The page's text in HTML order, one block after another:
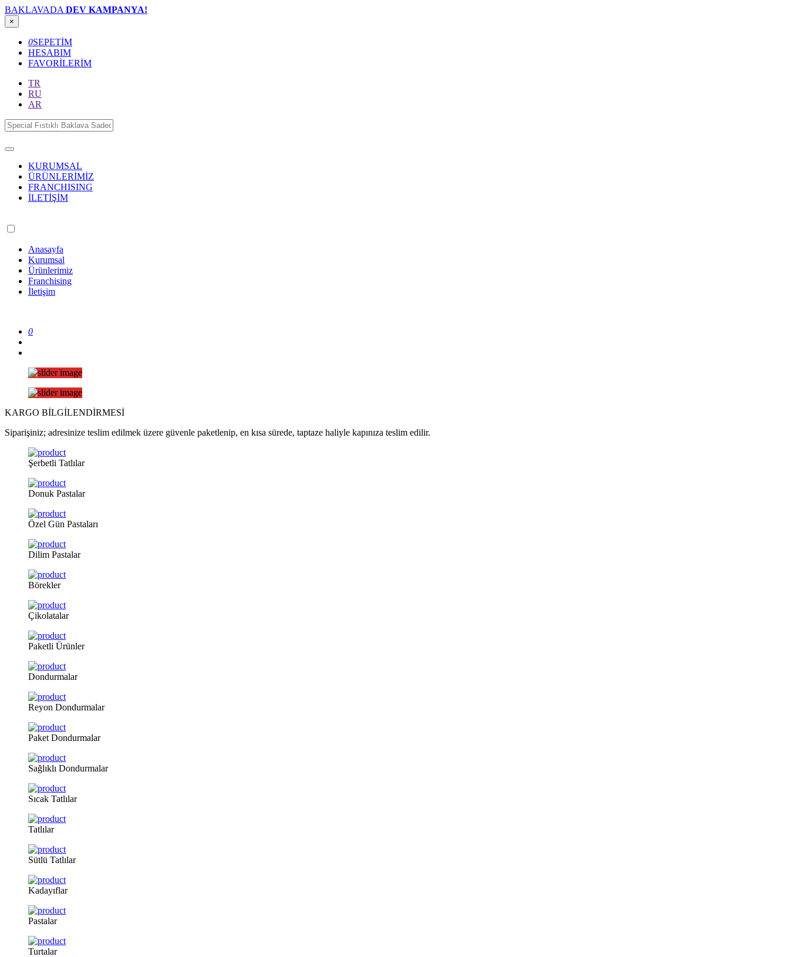
BAKLAVADA DEV KAMPANYA!
×
0SEPETİM
HESABIM
FAVORİLERİM
TR
RU
AR
KURUMSAL
ÜRÜNLERİMİZ
FRANCHISING
İLETİŞİM
Anasayfa
Kurumsal
Ürünlerimiz
Franchising
İletişim
0
KARGO BİLGİLENDİRMESİ
Siparişiniz; adresinize teslim edilmek üzere güvenle paketlenip, en kısa sürede, taptaze haliyle kapınıza teslim edilir.
Şerbetli Tatlılar
Donuk Pastalar
Özel Gün Pastaları
Dilim Pastalar
Börekler
Çikolatalar
Paketli Ürünler
Dondurmalar
Reyon Dondurmalar
Paket Dondurmalar
Sağlıklı Dondurmalar
Sıcak Tatlılar
Tatlılar
Sütlü Tatlılar
Kadayıflar
Pastalar
Turtalar